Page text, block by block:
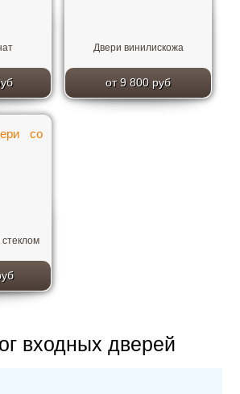
Двери винилискожа
от 9 800 руб
входных дверей